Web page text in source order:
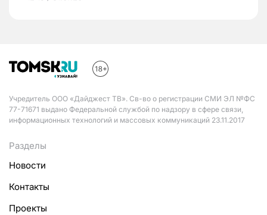
Учредитель ООО «Дайджест ТВ». Св-во о регистрации СМИ ЭЛ №ФС
77-71671 выдано Федеральной службой по надзору в сфере связи,
информационных технологий и массовых коммуникаций 23.11.2017
Разделы
Новости
Контакты
Проекты